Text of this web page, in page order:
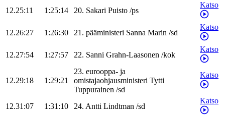
12.25:11 1:25:14 20. Sakari Puisto /ps
Katso
12.26:27 1:26:30 21. pääministeri Sanna Marin /sd
Katso
12.27:54 1:27:57 22. Sanni Grahn-Laasonen /kok
Katso
12.29:18 1:29:21
23. eurooppa- ja
omistajaohjausministeri Tytti
Tuppurainen /sd
Katso
12.31:07 1:31:10 24. Antti Lindtman /sd
Katso